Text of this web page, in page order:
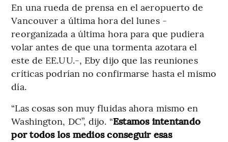
En una rueda de prensa en el aeropuerto de
Vancouver a última hora del lunes -
reorganizada a última hora para que pudiera
volar antes de que una tormenta azotara el
este de EE.UU.-, Eby dijo que las reuniones
críticas podrían no confirmarse hasta el mismo
día.
“Las cosas son muy fluidas ahora mismo en
Washington, DC”, dijo. “Estamos intentando
por todos los medios conseguir esas